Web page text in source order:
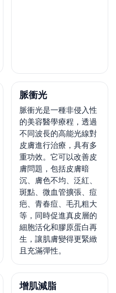
脈衝光
脈衝光是一種非侵入性
的美容醫學療程，透過
不同波長的高能光線對
皮膚進行治療，具有多
重功效。它可以改善皮
膚問題，包括皮膚暗
沉、膚色不均、泛紅、
斑點、微血管擴張、痘
疤、青春痘、毛孔粗大
等，同時促進真皮層的
細胞活化和膠原蛋白再
生，讓肌膚變得更緊緻
且充滿彈性。
增肌減脂